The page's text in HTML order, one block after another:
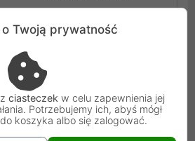
Lamptron
Leader
Twoją prywatność
ciasteczek w celu zapewnienia jej
Potrzebujemy ich, abyś mógł
koszyka albo się zalogować.